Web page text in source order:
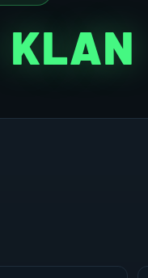
KLAN